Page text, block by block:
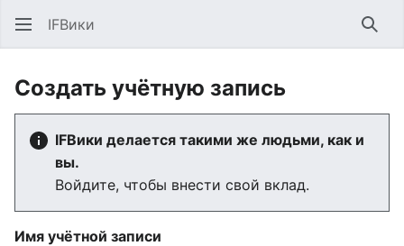
IFВики
Создать учётную запись
IFВики делается такими же людьми, как и
вы.
Войдите, чтобы внести свой вклад.
Имя учётной записи